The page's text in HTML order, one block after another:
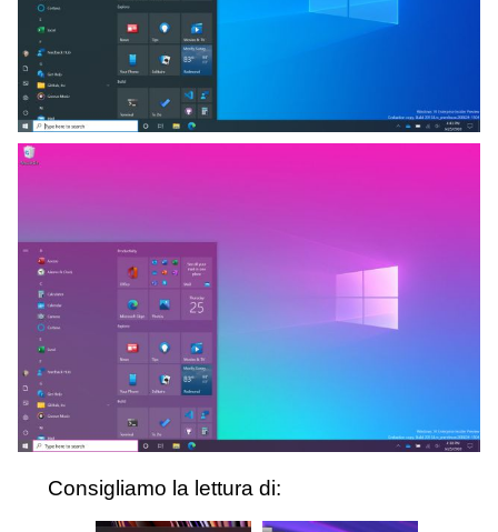
Consigliamo la lettura di: